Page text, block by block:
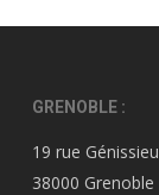
GRENOBLE :
19 rue Génissieu
38000 Grenoble